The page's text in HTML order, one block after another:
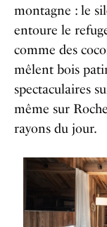
montagne : le
entoure le
comme des
mêlent bois
spectaculaires
même sur
rayons du jour.